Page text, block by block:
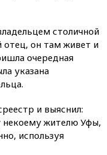
столичной
отец, он там живет и
очередная
указана
и выяснил:
некоему жителю Уфы,
используя